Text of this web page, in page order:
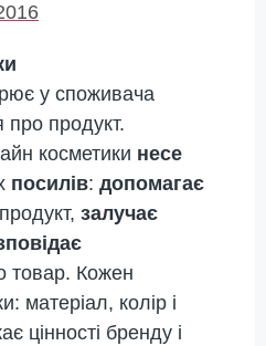
у споживача
продукт.
косметики несе
посилів: допомагає
продукт, залучає
товар. Кожен
матеріал, колір і
цінності бренду і